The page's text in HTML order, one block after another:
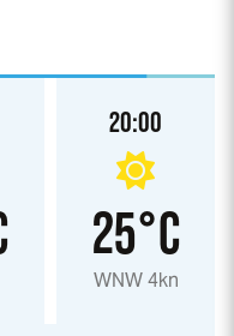
20:00
25°C
WNW 4kn